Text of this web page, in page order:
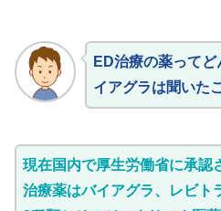
ED治療の薬って
イアグラは聞いた
現在国内で厚生労働省に承認
治療薬はバイアグラ、レビト